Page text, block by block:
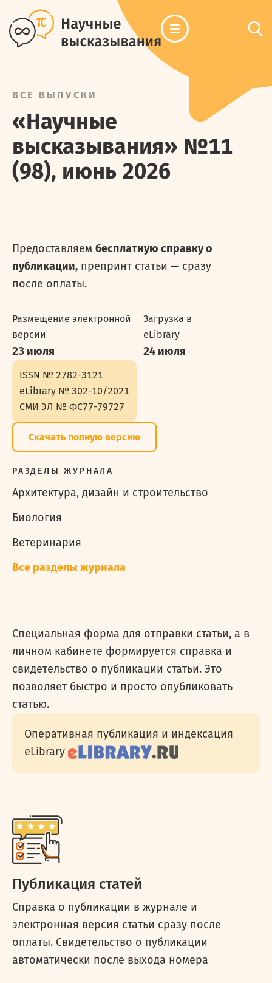
ВСЕ ВЫПУСКИ
«Научные
высказывания» №11
(98), июнь 2026
Предоставляем бесплатную справку о
публикации, препринт статьи — сразу
после оплаты.
Размещение электронной
версии
23 июля
Загрузка в
eLibrary
24 июля
ISSN № 2782-3121
eLibrary № 302-10/2021
СМИ ЭЛ № ФС77-79727
Скачать полную версию
РАЗДЕЛЫ ЖУРНАЛА
Архитектура, дизайн и строительство
Биология
Ветеринария
Все разделы журнала
Специальная форма для отправки статьи, а в
личном кабинете формируется справка и
свидетельство о публикации статьи. Это
позволяет быстро и просто опубликовать
статью.
Оперативная публикация и индексация
eLibrary
Публикация статей
Справка о публикации в журнале и
электронная версия статьи сразу после
оплаты. Свидетельство о публикации
автоматически после выхода номера